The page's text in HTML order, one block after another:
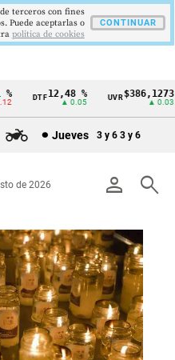
DTF 12,48 %
▲ 0.05
UVR $386,1273
▲ 0.03
Jueves 3 y 6 3 y 6
person search
de 2026
terceros con fines
Puede aceptarlas o
politica de cookies
CONTINUAR